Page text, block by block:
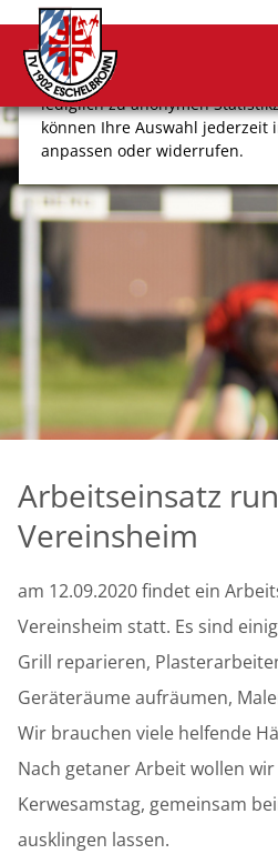
Wir verwenden Cookies, um
Webseitenerlebnis zu bieten.
den Betrieb der Seite
lediglich zu anonymen
können Ihre Auswahl jederzeit
anpassen oder widerrufen.
COOKIE-
ALLE
ALLE
Datenschutz
Arbeitseinsatz
Vereinsheim
am 12.09.2020 findet ein
Vereinsheim statt. Es sind
Grill reparieren,
Geräteräume aufräumen,
Wir brauchen viele helfende
Nach getaner Arbeit wollen
Kerwesamstag, gemeinsam
ausklingen lassen.